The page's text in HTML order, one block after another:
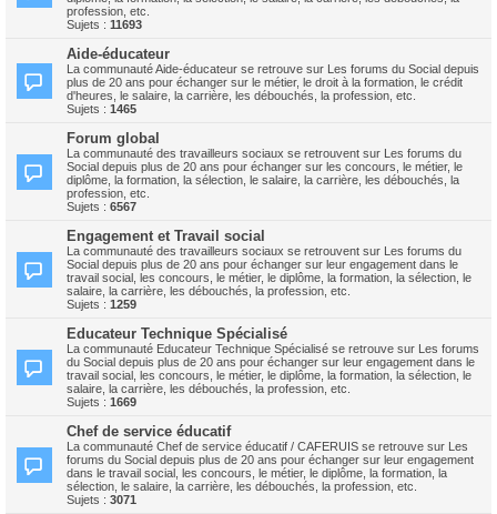
profession, etc.
Sujets : 11693
Aide-éducateur
La communauté Aide-éducateur se retrouve sur Les forums du Social depuis
plus de 20 ans pour échanger sur le métier, le droit à la formation, le crédit
d'heures, le salaire, la carrière, les débouchés, la profession, etc.
Sujets : 1465
Forum global
La communauté des travailleurs sociaux se retrouvent sur Les forums du
Social depuis plus de 20 ans pour échanger sur les concours, le métier, le
diplôme, la formation, la sélection, le salaire, la carrière, les débouchés, la
profession, etc.
Sujets : 6567
Engagement et Travail social
La communauté des travailleurs sociaux se retrouvent sur Les forums du
Social depuis plus de 20 ans pour échanger sur leur engagement dans le
travail social, les concours, le métier, le diplôme, la formation, la sélection, le
salaire, la carrière, les débouchés, la profession, etc.
Sujets : 1259
Educateur Technique Spécialisé
La communauté Educateur Technique Spécialisé se retrouve sur Les forums
du Social depuis plus de 20 ans pour échanger sur leur engagement dans le
travail social, les concours, le métier, le diplôme, la formation, la sélection, le
salaire, la carrière, les débouchés, la profession, etc.
Sujets : 1669
Chef de service éducatif
La communauté Chef de service éducatif / CAFERUIS se retrouve sur Les
forums du Social depuis plus de 20 ans pour échanger sur leur engagement
dans le travail social, les concours, le métier, le diplôme, la formation, la
sélection, le salaire, la carrière, les débouchés, la profession, etc.
Sujets : 3071